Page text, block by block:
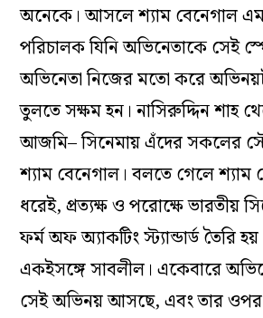
অনেকে। আসলে শ্যাম বেনেগাল
পরিচালক যিনি অভিনেতাকে সেই
অভিনেতা নিজের মতো করে
তুলতে সক্ষম হন। নাসিরুদ্দিন শাহ
আজমি– সিনেমায় এঁদের সকলের
শ্যাম বেনেগাল। বলতে গেলে শ্যাম
ধরেই, প্রত্যক্ষ ও পরোক্ষে ভারতীয়
ফর্ম অফ অ্যাকটিং স্ট্যান্ডার্ড তৈরি
একইসঙ্গে সাবলীল। একেবারে
সেই অভিনয় আসছে, এবং তার ওপর